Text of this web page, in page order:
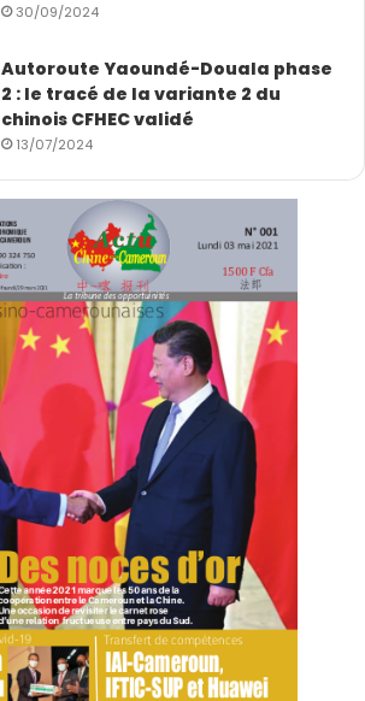
30/09/2024
Autoroute Yaoundé-Douala phase
2 : le tracé de la variante 2 du
chinois CFHEC validé
13/07/2024